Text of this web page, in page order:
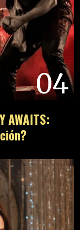
04
AWAITS: